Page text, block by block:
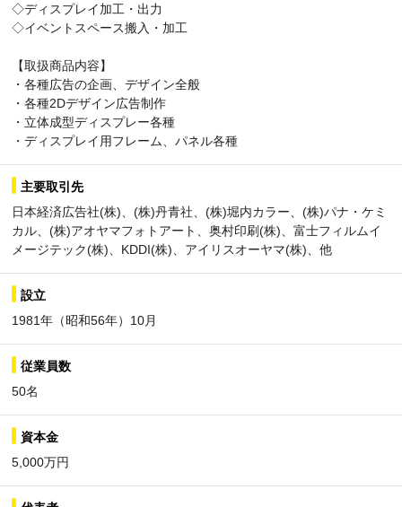
◇ディスプレイ加工・出力
◇イベントスペース搬入・加工
【取扱商品内容】
・各種広告の企画、デザイン全般
・各種2Dデザイン広告制作
・立体成型ディスプレー各種
・ディスプレイ用フレーム、パネル各種
主要取引先
日本経済広告社(株)、(株)丹青社、(株)堀内カラー、(株)パナ・ケミ
カル、(株)アオヤマフォトアート、奥村印刷(株)、富士フィルムイ
メージテック(株)、KDDI(株)、アイリスオーヤマ(株)、他
設立
1981年（昭和56年）10月
従業員数
50名
資本金
5,000万円